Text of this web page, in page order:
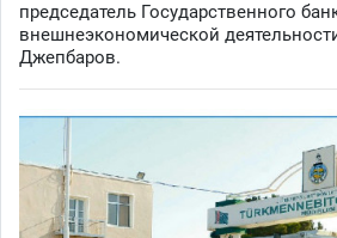
председатель Государственного
внешнеэкономической
Джепбаров.